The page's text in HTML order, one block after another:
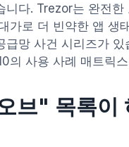
니다. Trezor는 완전
가로 더 빈약한 앱 생
급망 사건 시리즈가
의 사용 사례 매트릭
브" 목록이